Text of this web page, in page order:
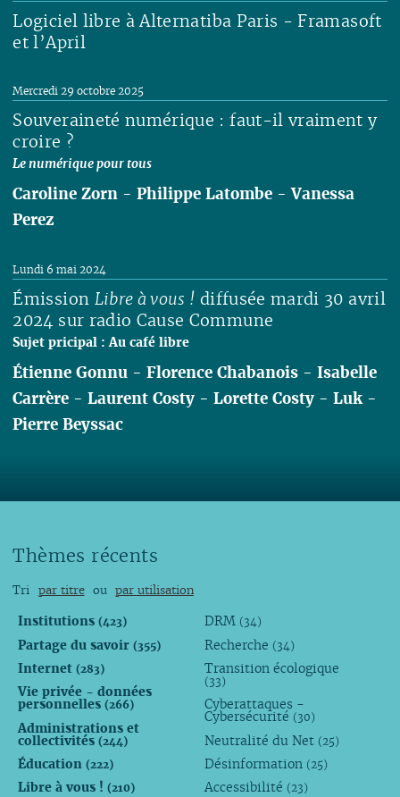
Logiciel libre à Alternatiba Paris - Framasoft
et l’April
Souveraineté numérique : faut-il vraiment y
croire ?
Le numérique pour tous
Mercredi 29 octobre 2025
Caroline Zorn -Philippe Latombe -Vanessa
Perez
Lire
Émission Libre à vous ! diffusée mardi 30 avril
2024 sur radio Cause Commune
Sujet pricipal : Au café libre
Lundi 6 mai 2024
Étienne Gonnu -Florence Chabanois -Isabelle
Carrère -Laurent Costy -Lorette Costy -Luk-
Pierre Beyssac
Thèmes récents
Tri par titre ou par utilisation
Institutions (423)
Partage du savoir (355)
Internet (283)
Vie privée - données
personnelles (266)
Administrations et
collectivités (244)
Éducation (222)
Libre à vous ! (210)
DRM (34)
Recherche (34)
Transition écologique
(33)
Cyberattaques -
Cybersécurité (30)
Neutralité du Net (25)
Désinformation (25)
Accessibilité (23)